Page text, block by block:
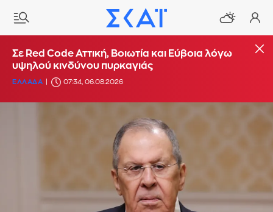
Σε Red Code Αττική, Βοιωτία και Εύβοια λόγω
υψηλού κινδύνου πυρκαγιάς
ΕΛΛΑΔΑ 07:34, 06.08.2026